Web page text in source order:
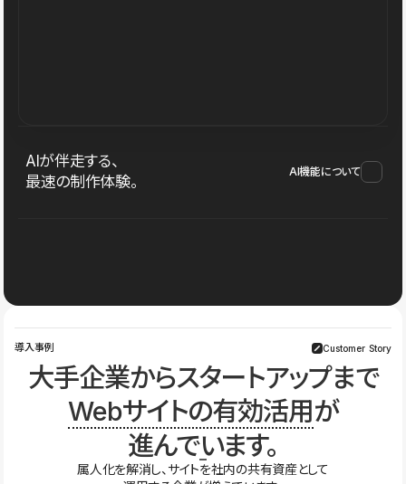
AIが伴走する、
最速の制作体験。
AI機能について
導入事例 Customer Story
大手企業からスタートアップまで
Webサイトの有効活用が
進んでいます。
属人化を解消し、サイトを社内の共有資産として